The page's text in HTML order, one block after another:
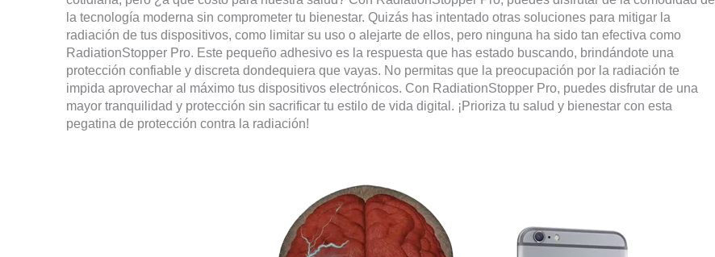
la tecnología moderna sin comprometer tu bienestar. Quizás has intentado otras soluciones para mitigar la
radiación de tus dispositivos, como limitar su uso o alejarte de ellos, pero ninguna ha sido tan efectiva como
RadiationStopper Pro. Este pequeño adhesivo es la respuesta que has estado buscando, brindándote una
protección confiable y discreta dondequiera que vayas. No permitas que la preocupación por la radiación te
impida aprovechar al máximo tus dispositivos electrónicos. Con RadiationStopper Pro, puedes disfrutar de una
mayor tranquilidad y protección sin sacrificar tu estilo de vida digital. ¡Prioriza tu salud y bienestar con esta
pegatina de protección contra la radiación!